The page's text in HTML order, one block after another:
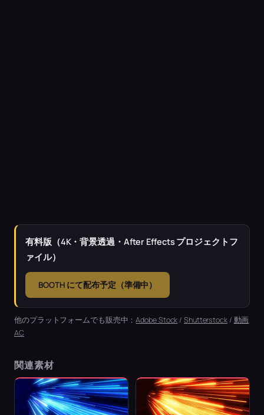
有料版（4K・背景透過・After Effects プロジェクトフ
ァイル）
BOOTH にて配布予定（準備中）
他のプラットフォームでも販売中：Adobe Stock /Shutterstock/ 動画
AC
関連素材